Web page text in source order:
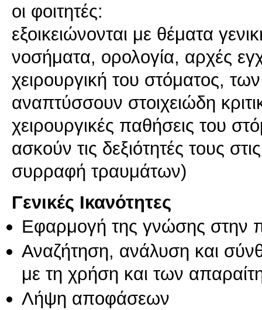
οι φοιτητές:
εξοικειώνονται με θέματα
νοσήματα, ορολογία, αρχές
χειρουργική του στόματος,
αναπτύσσουν στοιχειώδη
χειρουργικές παθήσεις του
ασκούν τις δεξιότητές τους
συρραφή τραυμάτων)
Γενικές Ικανότητες
Εφαρμογή της γνώσης στην
Αναζήτηση, ανάλυση και
με τη χρήση και των
Λήψη αποφάσεων